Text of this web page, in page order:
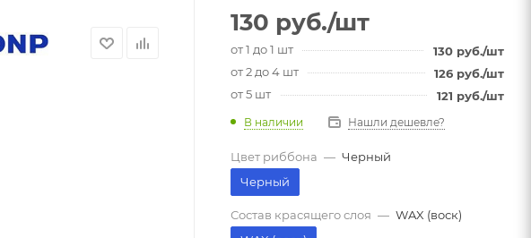
130 руб./шт
от 1 до 1 шт 130 руб./шт
от 2 до 4 шт
126 руб./шт
от 5 шт
121 руб./шт
В наличии Нашли дешевле?
Цвет риббона — Черный
Черный
Состав красящего слоя — WAX (воск)